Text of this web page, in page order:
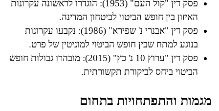
פסק דין "קול העם" (1953): הוגדרו לראשונה עקרונות
האיזון בין חופש הביטוי לביטחון המדינה.
פסק דין "אבנרי נ' שפירא" (1986): נקבעו עקרונות
בנוגע למתח שבין חופש הביטוי למוניטין של פרט.
פסק דין "ערוץ 10 נ' כץ" (2015): מובהרו גבולות חופש
הביטוי ביחס לביקורת תקשורתית.
מגמות והתפתחויות בתחום